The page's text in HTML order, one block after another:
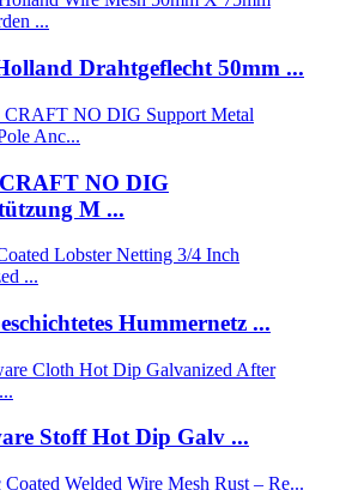
Drahtgeflecht 50mm ...
NO DIG
M ...
Hummernetz ...
Stoff Hot Dip Galv ...